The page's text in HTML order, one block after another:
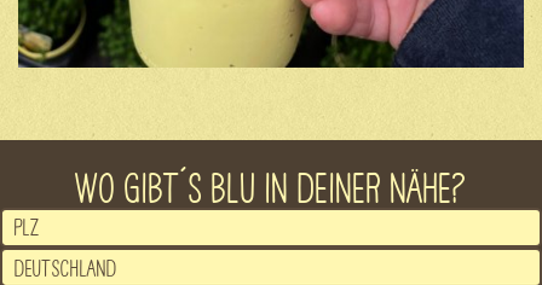
WO GIBT´S BLU IN DEINER NÄHE?